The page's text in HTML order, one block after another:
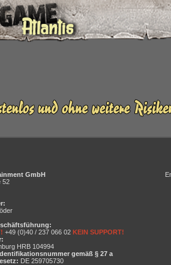
GmbH
52
+49 (0)40 / 237 066 02 KEIN SUPPORT!
HRB 104994
gemäß § 27 a
DE 259705730